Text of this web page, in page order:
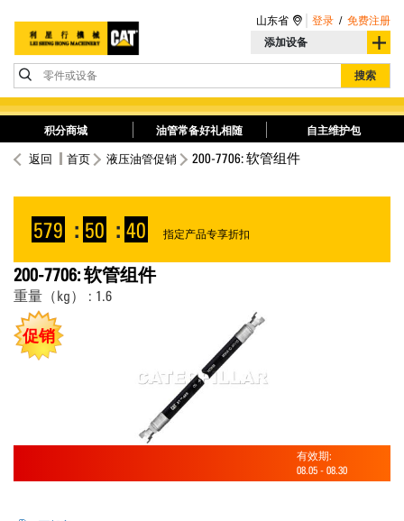
添加设备
零件或设备 搜索
山东省 登录 / 免费注册
积分商城 油管常备好礼相随 自主维护包
返回 首页 液压油管促销 200-7706: 软管组件
579 : 50 : 39 指定产品专享折扣
200-7706: 软管组件
重量（kg） : 1.6
促销
有效期:
08.05 - 08.30